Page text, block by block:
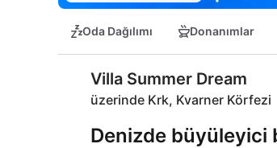
Oda Dağılımı Donanımlar
Villa Summer Dream
üzerinde Krk, Kvarner Körfezi
Denizde büyüleyici